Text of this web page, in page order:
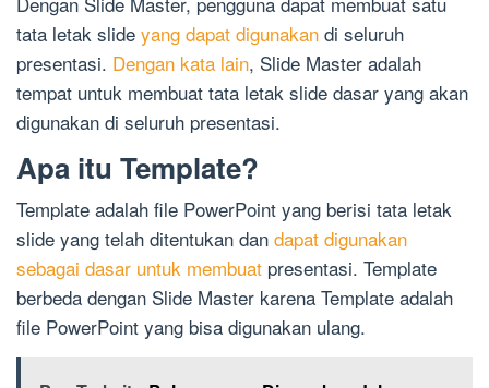
tata letak slide yang dapat digunakan di seluruh
presentasi. Dengan kata lain, Slide Master adalah
tempat untuk membuat tata letak slide dasar yang akan
digunakan di seluruh presentasi.
Apa itu Template?
Template adalah file PowerPoint yang berisi tata letak
slide yang telah ditentukan dan dapat digunakan
sebagai dasar untuk membuat presentasi. Template
berbeda dengan Slide Master karena Template adalah
file PowerPoint yang bisa digunakan ulang.